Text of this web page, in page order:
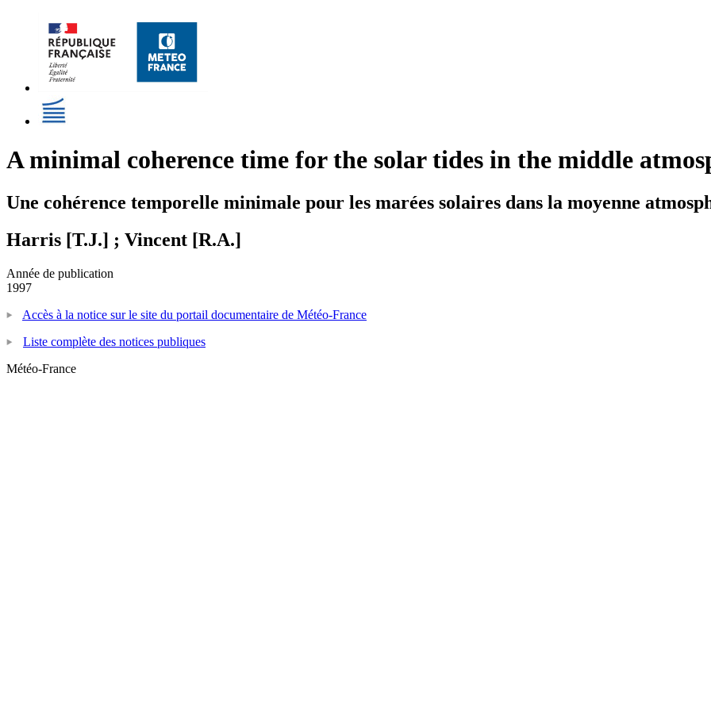
A minimal coherence time for the solar tides in the middle
Une cohérence temporelle minimale pour les marées solaires dans la moyenne
Harris [T.J.] ; Vincent [R.A.]
Année de publication
1997
Accès à la notice sur le site du portail documentaire de Météo-France
Liste complète des notices publiques
Météo-France